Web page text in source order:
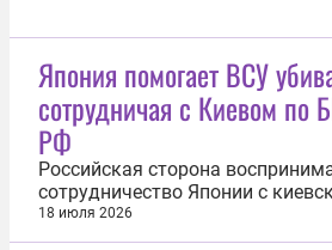
Япония помогает ВСУ
сотрудничая с Киевом
РФ
Российская сторона
сотрудничество Японии с
производству беспилотников
действие. Об этом заявил
18 июля 2026